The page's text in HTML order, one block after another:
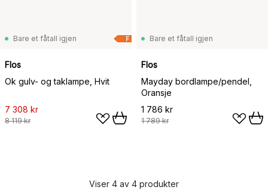
F
Bare et fåtall igjen
Flos
Ok gulv- og taklampe, Hvit
7 308 kr
8 119 kr
Bare et fåtall igjen
Flos
Mayday bordlampe/pendel,
Oransje
1 786 kr
1 789 kr
Viser 4 av 4 produkter